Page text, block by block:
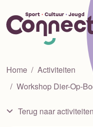
Home
Activiteiten
Workshop Dier-Op-
Terug naar activiteiten